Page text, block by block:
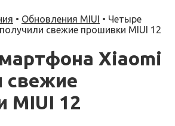
• Обновления MIUI • Четыре
свежие прошивки MIUI 12
Xiaomi
свежие
MIUI 12